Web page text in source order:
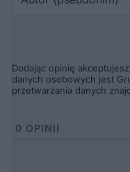
Dodając opinię akceptujesz
danych osobowych jest
przetwarzania danych
0 OPINII